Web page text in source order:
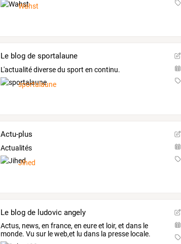
Wahst
Le blog de sportalaune
L'actualité diverse du sport en continu.
sportalaune
Actu-plus
Actualités
Jihed
Le blog de ludovic angely
Actus, news, en france, en eure et loir, et dans le
monde. Vu sur le web,et lu dans la presse locale.